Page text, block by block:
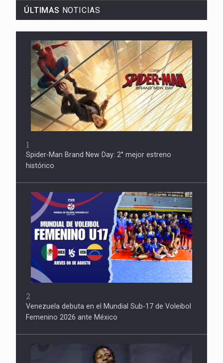
ÚLTIMAS NOTICIAS
1
Spider-Man Brand New Day: 2° mejor estreno
histórico
2
Venezuela debuta en el Mundial Sub-17 de Voleibol
Femenino 2026 ante México